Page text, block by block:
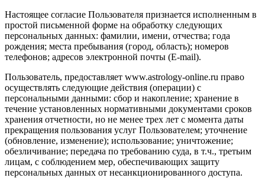
Настоящее согласие Пользователя признается исполненным в
простой письменной форме на обработку следующих
персональных данных: фамилии, имени, отчества; года
рождения; места пребывания (город, область); номеров
телефонов; адресов электронной почты (E-mail).
Пользователь, предоставляет www.astrology-online.ru право
осуществлять следующие действия (операции) с
персональными данными: сбор и накопление; хранение в
течение установленных нормативными документами сроков
хранения отчетности, но не менее трех лет с момента даты
прекращения пользования услуг Пользователем; уточнение
(обновление, изменение); использование; уничтожение;
обезличивание; передача по требованию суда, в т.ч., третьим
лицам, с соблюдением мер, обеспечивающих защиту
персональных данных от несанкционированного доступа.